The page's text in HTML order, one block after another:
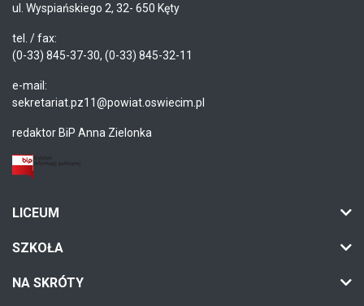
ul. Wyspiańskiego 2, 32- 650 Kęty
tel. / fax:
(0-33) 845-37-30, (0-33) 845-32-11
e-mail:
sekretariat.pz11@powiat.oswiecim.pl
redaktor BiP Anna Zielonka
LICEUM
SZKOŁA
NA SKRÓTY